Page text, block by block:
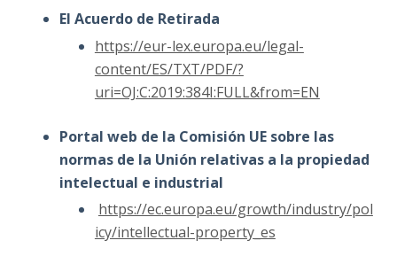
El Acuerdo de Retirada
https://eur-lex.europa.eu/legal-
content/ES/TXT/PDF/?
uri=OJ:C:2019:384I:FULL&from=EN
Portal web de la Comisión UE sobre las
normas de la Unión relativas a la propiedad
intelectual e industrial
https://ec.europa.eu/growth/industry/pol
icy/intellectual-property_es